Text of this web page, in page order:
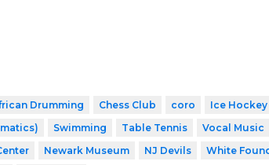
Drumming Chess Club coro Ice Hockey
Swimming Table Tennis
Vocal Music
Newark Museum NJ Devils White